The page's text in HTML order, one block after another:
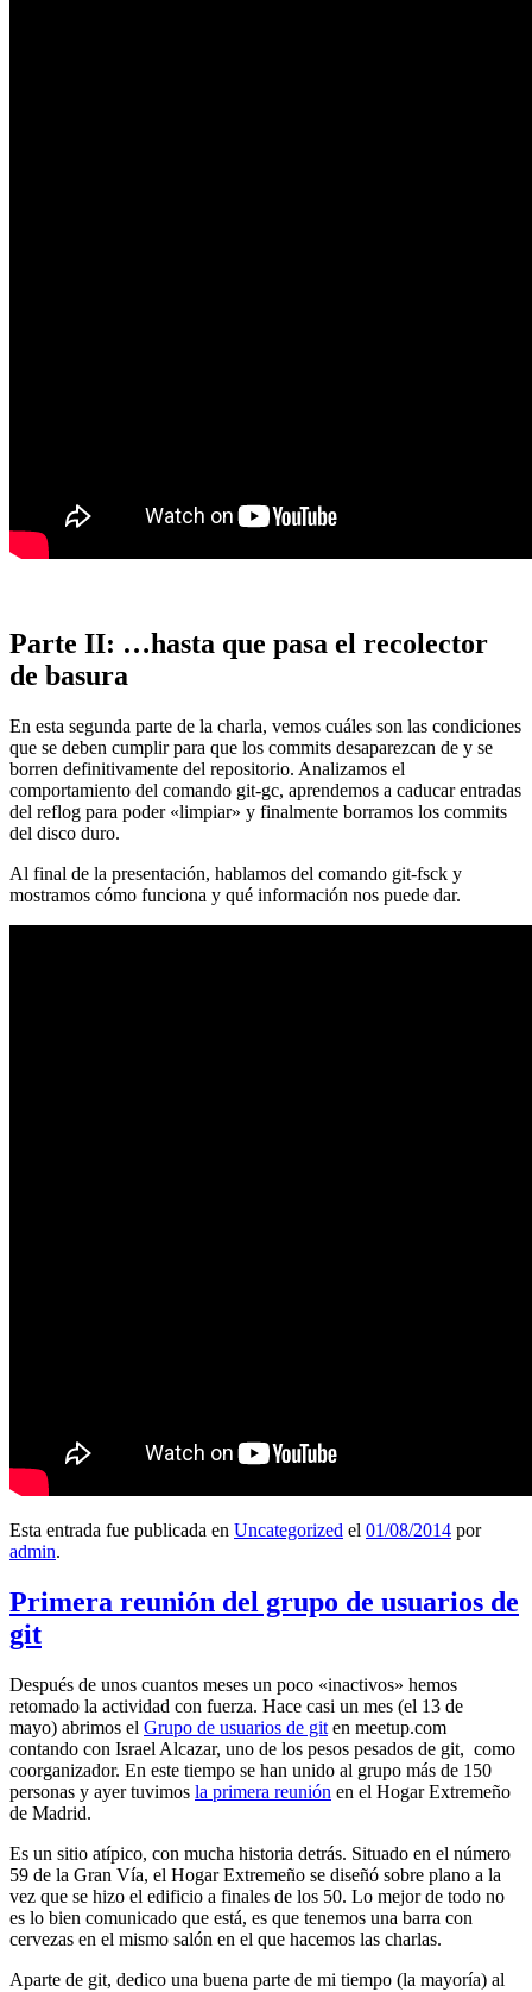
Parte II: …hasta que pasa el recolector
de basura
En esta segunda parte de la charla, vemos cuáles son las condiciones
que se deben cumplir para que los commits desaparezcan de y se
borren definitivamente del repositorio. Analizamos el
comportamiento del comando git-gc, aprendemos a caducar entradas
del reflog para poder «limpiar» y finalmente borramos los commits
del disco duro.
Al final de la presentación, hablamos del comando git-fsck y
mostramos cómo funciona y qué información nos puede dar.
Esta entrada fue publicada en Uncategorized el 01/08/2014 por
admin.
Primera reunión del grupo de usuarios de
git
Después de unos cuantos meses un poco «inactivos» hemos
retomado la actividad con fuerza. Hace casi un mes (el 13 de
mayo) abrimos el Grupo de usuarios de git en meetup.com
contando con Israel Alcazar, uno de los pesos pesados de git, como
coorganizador. En este tiempo se han unido al grupo más de 150
personas y ayer tuvimos la primera reunión en el Hogar Extremeño
de Madrid.
Es un sitio atípico, con mucha historia detrás. Situado en el número
59 de la Gran Vía, el Hogar Extremeño se diseñó sobre plano a la
vez que se hizo el edificio a finales de los 50. Lo mejor de todo no
es lo bien comunicado que está, es que tenemos una barra con
cervezas en el mismo salón en el que hacemos las charlas.
Aparte de git, dedico una buena parte de mi tiempo (la mayoría) al